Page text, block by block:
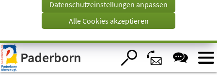
Visuelle
Assistenzsoftware
öffnen.
Tab)
Datenschutzeinstellungen anpassen
Alle Cookies akzeptieren
Paderborn